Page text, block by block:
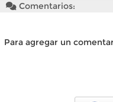
Comentarios:
Para agregar un